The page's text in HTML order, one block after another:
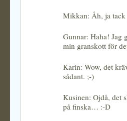
Mikkan: Åh, ja tack
Gunnar: Haha! Jag
min granskott för
Karin: Wow, det
sådant. ;-)
Kusinen: Ojdå, det
på finska… :-D